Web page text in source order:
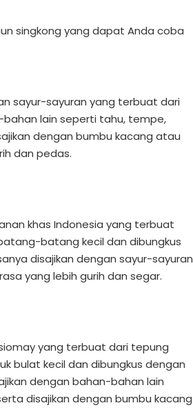
singkong yang dapat Anda coba
sayur-sayuran yang terbuat dari
lain seperti tahu, tempe,
dengan bumbu kacang atau
dan pedas.
khas Indonesia yang terbuat
batang kecil dan dibungkus
disajikan dengan sayur-sayuran
yang lebih gurih dan segar.
yang terbuat dari tepung
bulat kecil dan dibungkus dengan
dengan bahan-bahan lain
disajikan dengan bumbu kacang